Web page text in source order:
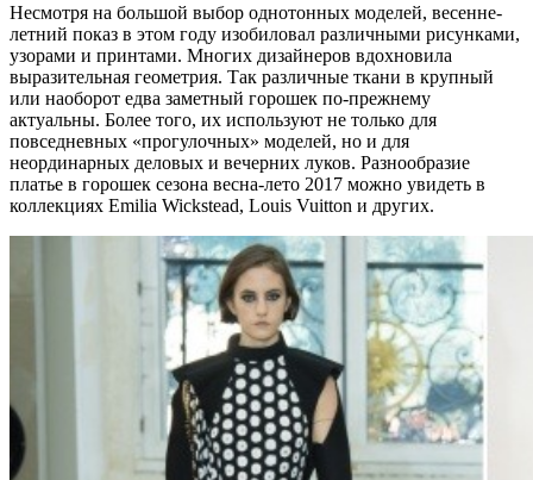
Несмотря на большой выбор однотонных моделей, весенне-
летний показ в этом году изобиловал различными рисунками,
узорами и принтами. Многих дизайнеров вдохновила
выразительная геометрия. Так различные ткани в крупный
или наоборот едва заметный горошек по-прежнему
актуальны. Более того, их используют не только для
повседневных «прогулочных» моделей, но и для
неординарных деловых и вечерних луков. Разнообразие
платье в горошек сезона весна-лето 2017 можно увидеть в
коллекциях Emilia Wickstead, Louis Vuitton и других.